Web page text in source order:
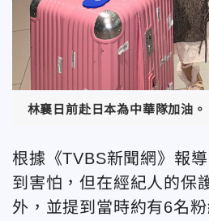
林襄日前赴日本為中華隊加油。
根據《TVBS新聞網》報
到害怕，但在經紀人的保
外，並提到當時約有6名